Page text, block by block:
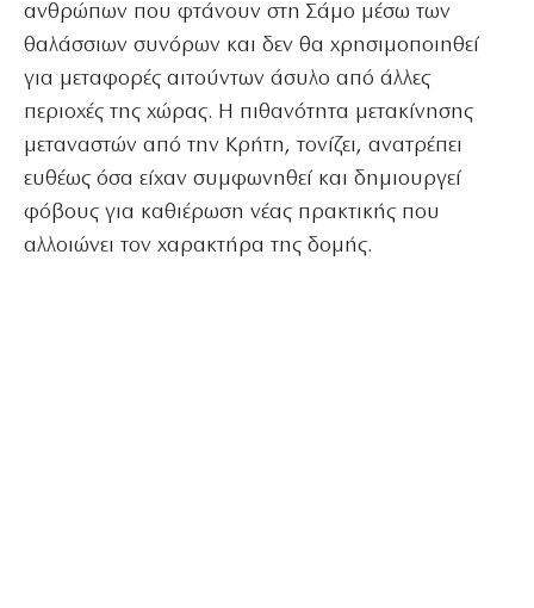
ανθρώπων που φτάνουν στη Σάμο μέσω των
θαλάσσιων συνόρων και δεν θα χρησιμοποιηθεί
για μεταφορές αιτούντων άσυλο από άλλες
περιοχές της χώρας. Η πιθανότητα μετακίνησης
μεταναστών από την Κρήτη, τονίζει, ανατρέπει
ευθέως όσα είχαν συμφωνηθεί και δημιουργεί
φόβους για καθιέρωση νέας πρακτικής που
αλλοιώνει τον χαρακτήρα της δομής.